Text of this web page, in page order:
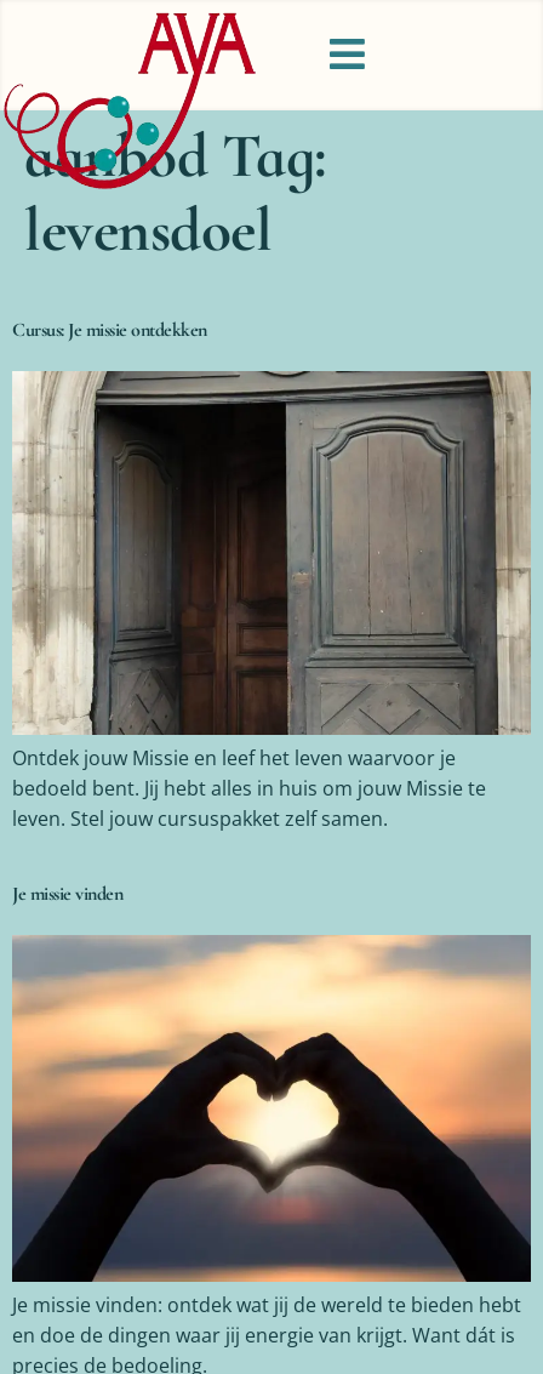
aanbod Tag:
levensdoel
Cursus: Je missie ontdekken
Ontdek jouw Missie en leef het leven waarvoor je
bedoeld bent. Jij hebt alles in huis om jouw Missie te
leven. Stel jouw cursuspakket zelf samen.
Je missie vinden
Je missie vinden: ontdek wat jij de wereld te bieden hebt
en doe de dingen waar jij energie van krijgt. Want dát is
precies de bedoeling.